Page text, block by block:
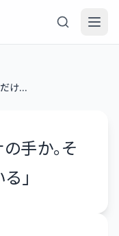
け...
手か。そ
」